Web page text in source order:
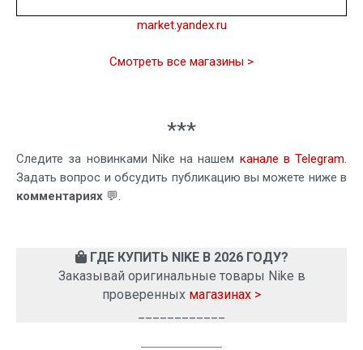
market.yandex.ru
Смотреть все магазины >
***
Следите за новинками Nike на нашем канале в Telegram.
Задать вопрос и обсудить публикацию вы можете ниже в
комментариях 💬.
ГДЕ КУПИТЬ NIKE В 2026 ГОДУ?
Заказывай оригинальные товары Nike в
проверенных магазинах >